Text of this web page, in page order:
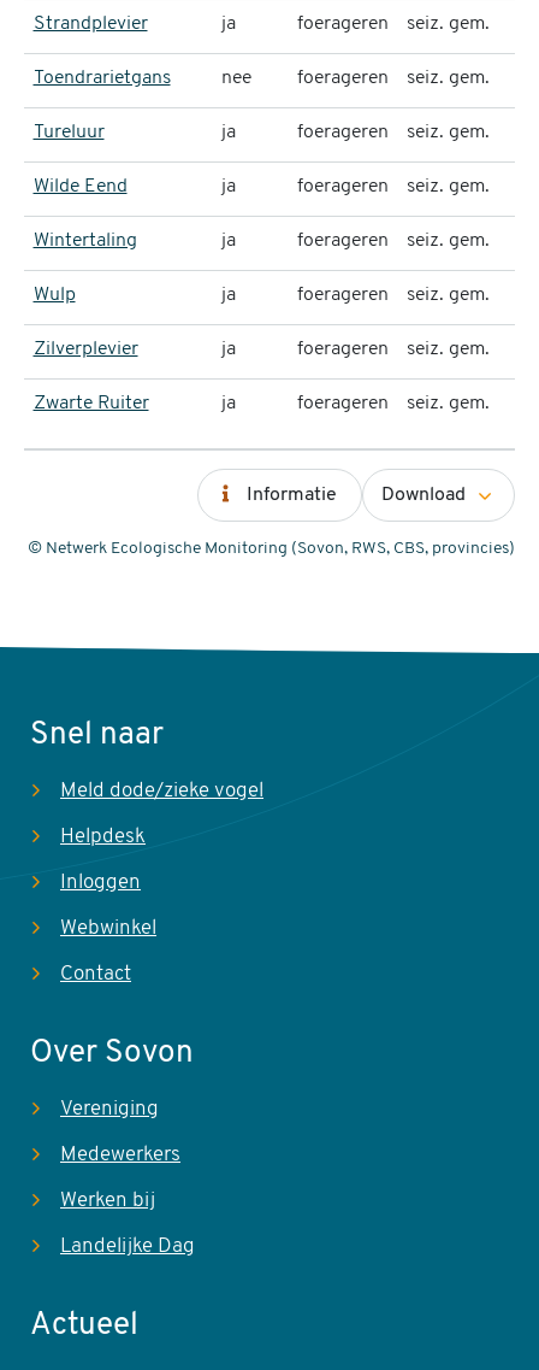
Strandplevier ja foerageren seiz. gem.
Toendrarietgans nee foerageren seiz. gem.
Tureluur ja foerageren seiz. gem.
Wilde Eend ja foerageren seiz. gem.
Wintertaling ja foerageren seiz. gem.
Wulp ja foerageren seiz. gem.
Zilverplevier ja foerageren seiz. gem.
Zwarte Ruiter ja foerageren seiz. gem.
Informatie Download
© Netwerk Ecologische Monitoring (Sovon, RWS, CBS, provincies)
Snel naar
Meld dode/zieke vogel
Helpdesk
Inloggen
Webwinkel
Contact
Over Sovon
Vereniging
Medewerkers
Werken bij
Landelijke Dag
Actueel